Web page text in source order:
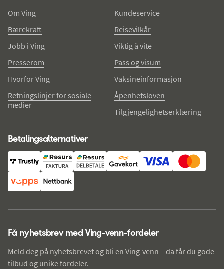
Om Ving
Bærekraft
Jobb i Ving
Presserom
Hvorfor Ving
Retningslinjer for sosiale
medier
Kundeservice
Reisevilkår
Viktig å vite
Pass og visum
Vaksineinformasjon
Åpenhetsloven
Tilgjengelighetserklæring
Betalingsalternativer
Få nyhetsbrev med Ving-venn-fordeler
Meld deg på nyhetsbrevet og bli en Ving-venn – da får du gode
tilbud og unike fordeler.